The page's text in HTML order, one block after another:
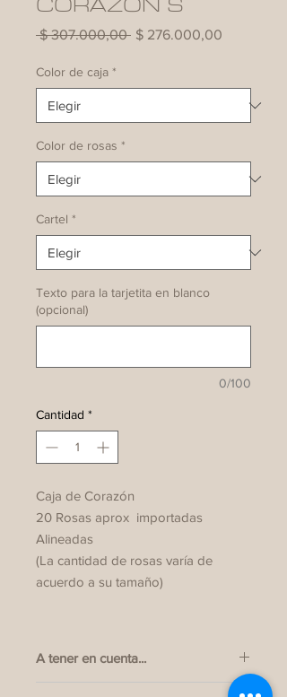
$ 307.000,00 Precio
$ 276.000,00
Color de caja *
Color de rosas *
Cartel *
Texto para la tarjetita en blanco
(opcional)
0/100
Cantidad *
Caja de Corazón
20 Rosas aprox importadas
Alineadas
(La cantidad de rosas varía de
acuerdo a su tamaño)
A tener en cuenta...